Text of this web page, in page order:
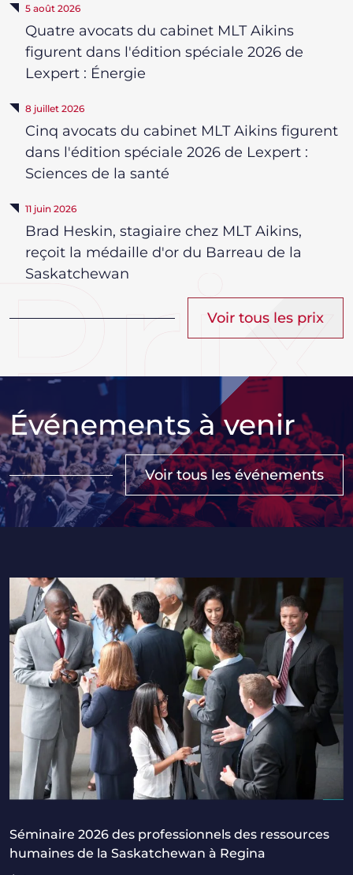
5 août 2026
Quatre avocats du cabinet MLT Aikins
figurent dans l'édition spéciale 2026 de
Lexpert : Énergie
8 juillet 2026
Cinq avocats du cabinet MLT Aikins figurent
dans l'édition spéciale 2026 de Lexpert :
Sciences de la santé
11 juin 2026
Brad Heskin, stagiaire chez MLT Aikins,
reçoit la médaille d'or du Barreau de la
Saskatchewan
Voir tous les prix
Événements à venir
Voir tous les événements
Séminaire 2026 des professionnels des ressources
Séminaire 2026 des professionnels des ressources
humaines de la Saskatchewan à Regina